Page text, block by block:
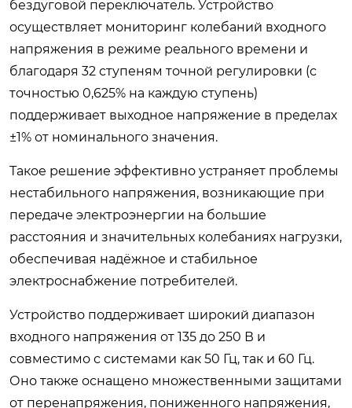
бездуговой переключатель. Устройство
осуществляет мониторинг колебаний входного
напряжения в режиме реального времени и
благодаря 32 ступеням точной регулировки (с
точностью 0,625% на каждую ступень)
поддерживает выходное напряжение в пределах
±1% от номинального значения.
Такое решение эффективно устраняет проблемы
нестабильного напряжения, возникающие при
передаче электроэнергии на большие
расстояния и значительных колебаниях нагрузки,
обеспечивая надёжное и стабильное
электроснабжение потребителей.
Устройство поддерживает широкий диапазон
входного напряжения от 135 до 250 В и
совместимо с системами как 50 Гц, так и 60 Гц.
Оно также оснащено множественными защитами
от перенапряжения, пониженного напряжения,